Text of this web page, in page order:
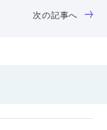
次の記事へ